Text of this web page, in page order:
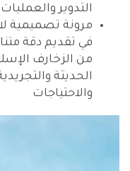
التدوير
مرونة تصميمية
في تقديم دقة
من الزخارف
الحديثة
والاحتياجات